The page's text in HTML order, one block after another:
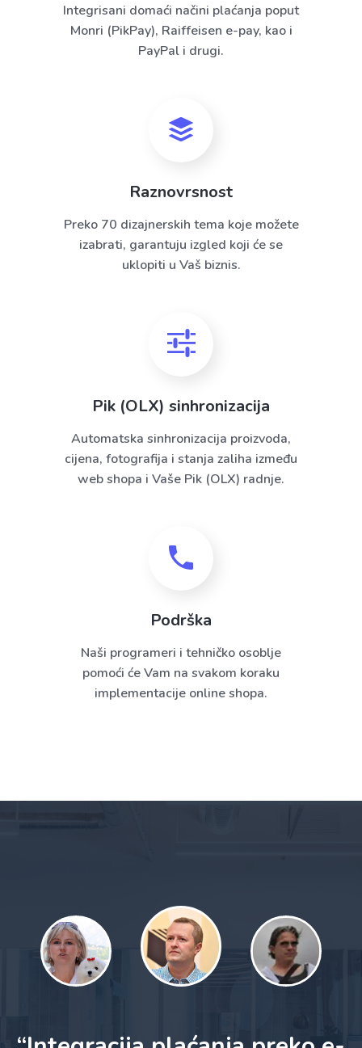
Integrisani domaći načini plaćanja poput
Monri (PikPay), Raiffeisen e-pay, kao i
PayPal i drugi.
Raznovrsnost
Preko 70 dizajnerskih tema koje možete
izabrati, garantuju izgled koji će se
uklopiti u Vaš biznis.
Pik (OLX) sinhronizacija
Automatska sinhronizacija proizvoda,
cijena, fotografija i stanja zaliha između
web shopa i Vaše Pik (OLX) radnje.
Podrška
Naši programeri i tehničko osoblje
pomoći će Vam na svakom koraku
implementacije online shopa.